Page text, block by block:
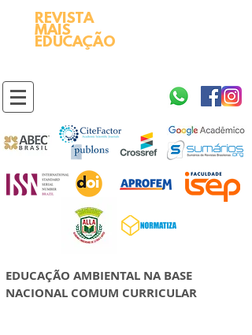
REVISTA
MAIS
EDUCAÇÃO
EDUCAÇÃO AMBIENTAL NA BASE
NACIONAL COMUM CURRICULAR